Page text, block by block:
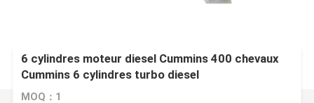
6 cylindres moteur diesel Cummins 400 chevaux
Cummins 6 cylindres turbo diesel
MOQ：1